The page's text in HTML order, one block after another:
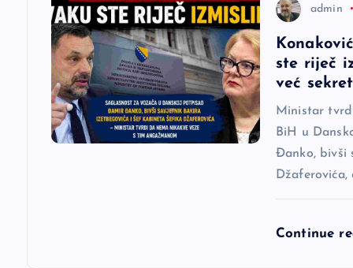
admin
ste riječ
već
Ministar
BiH u
Đanko, bivši
Džaferovića,
Continue